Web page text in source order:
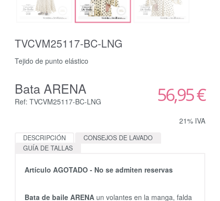
TVCVM25117-BC-LNG
Tejido de punto elástico
Bata ARENA
Ref: TVCVM25117-BC-LNG 56,95 €
21% IVA
DESCRIPCIÓN
CONSEJOS DE LAVADO
GUÍA DE TALLAS
Artículo AGOTADO - No se admiten reservas
Bata de baile ARENA un volantes en la manga, falda